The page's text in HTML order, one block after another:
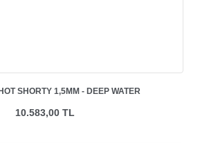
SHORTY 1,5MM - DEEP WATER
10.583,00 TL